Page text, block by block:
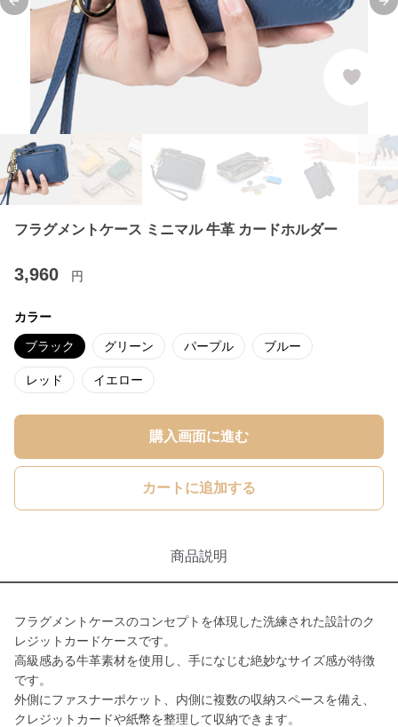
Previous slide
フラグメントケース ミニマル 牛革 カードホルダー
3,960 円
カラー
ブラック グリーン パープル ブルー
レッド イエロー
購入画面に進む
カートに追加する
商品説明
フラグメントケースのコンセプトを体現した洗練された設計のク
レジットカードケースです。
高級感ある牛革素材を使用し、手になじむ絶妙なサイズ感が特徴
です。
外側にファスナーポケット、内側に複数の収納スペースを備え、
クレジットカードや紙幣を整理して収納できます。